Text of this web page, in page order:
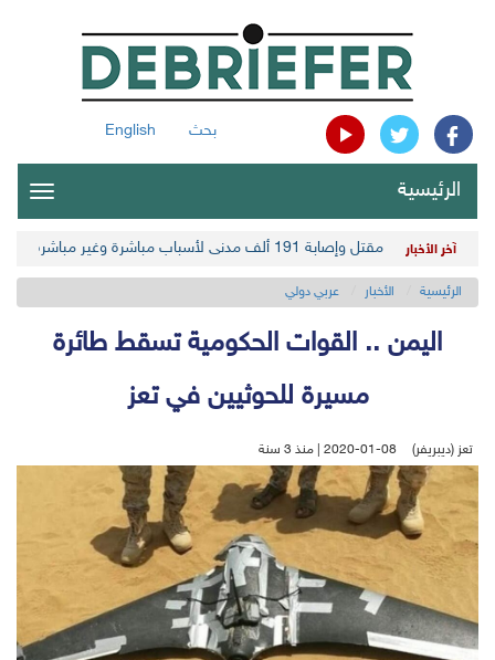
بحث English
الرئيسية
آخر الأخبار مقتل وإصابة 191 ألف مدني لأسباب مباشرة وغير مباشرة في أحدث حصيلة حوثية
الرئيسية الأخبار عربي دولي
اليمن .. القوات الحكومية تسقط طائرة
مسيرة للحوثيين في تعز
تعز (ديبريفر) 2020-01-08 | منذ 3 سنة